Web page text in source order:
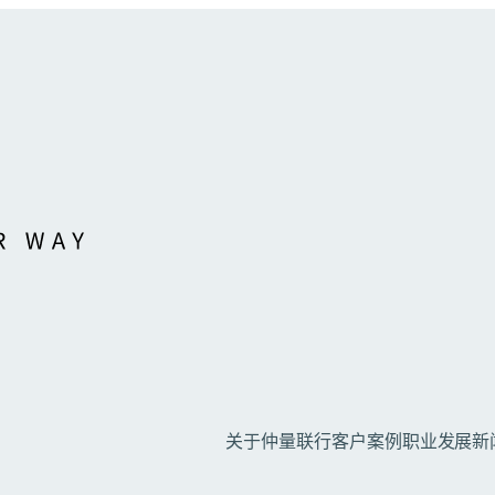
关于仲量联行客户案例职业发展新